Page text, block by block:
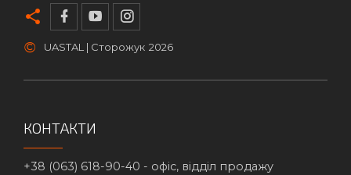
© UASTAL | Сторожук 2026
КОНТАКТИ
+38 (063) 618-90-40 - офіс, відділ продажу